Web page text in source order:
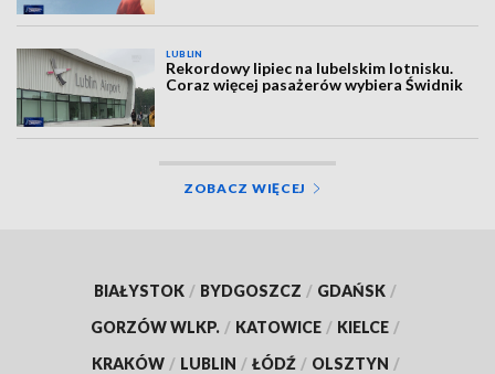
LUBLIN
Rekordowy lipiec na lubelskim lotnisku.
Coraz więcej pasażerów wybiera Świdnik
ZOBACZ WIĘCEJ
BIAŁYSTOK / BYDGOSZCZ / GDAŃSK /
GORZÓW WLKP. / KATOWICE / KIELCE /
KRAKÓW / LUBLIN / ŁÓDŹ / OLSZTYN /